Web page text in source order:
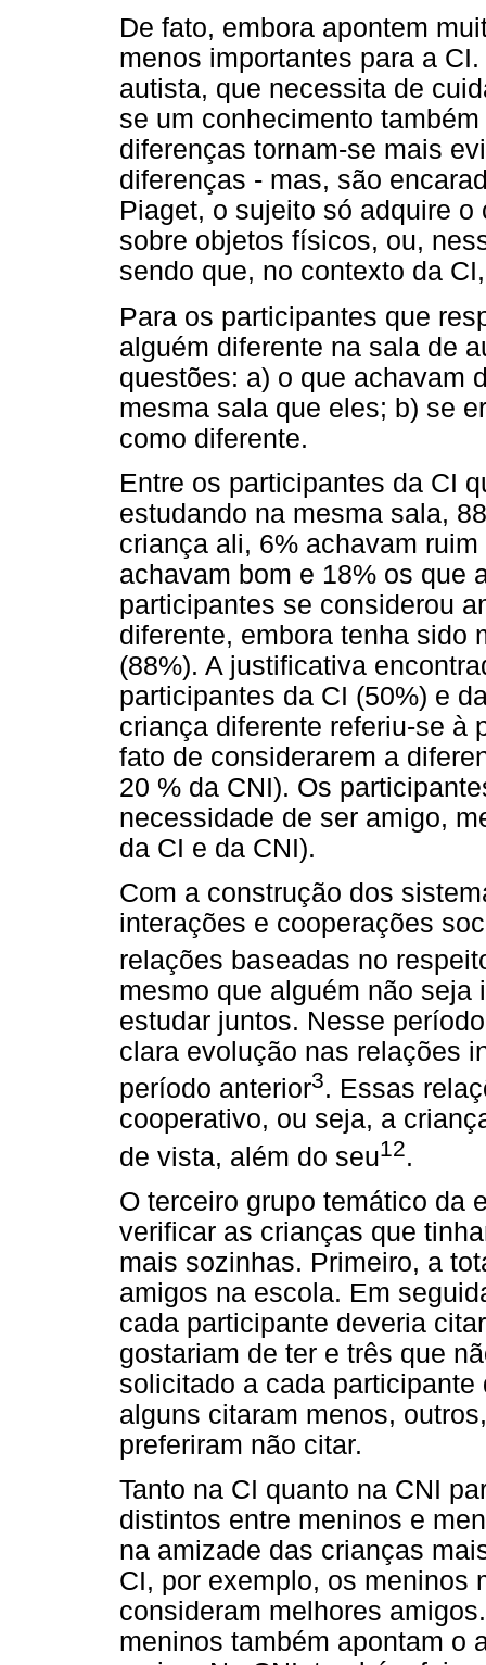
De fato, embora apontem
menos importantes para a
autista, que necessita de
se um conhecimento
diferenças tornam-se mais
diferenças - mas, são
Piaget, o sujeito só adquire
sobre objetos físicos, ou,
sendo que, no contexto da
Para os participantes que
alguém diferente na sala de
questões: a) o que achavam
mesma sala que eles; b) se
como diferente.
Entre os participantes da CI
estudando na mesma sala,
criança ali, 6% achavam
achavam bom e 18% os que
participantes se considerou
diferente, embora tenha sido
(88%). A justificativa
participantes da CI (50%) e
criança diferente referiu-se à
fato de considerarem a
20 % da CNI). Os
necessidade de ser amigo,
da CI e da CNI).
Com a construção dos
interações e cooperações
relações baseadas no
mesmo que alguém não seja
estudar juntos. Nesse
clara evolução nas relações
período anterior3. Essas
cooperativo, ou seja, a
de vista, além do seu12.
O terceiro grupo temático da
verificar as crianças que
mais sozinhas. Primeiro, a
amigos na escola. Em
cada participante deveria
gostariam de ter e três que
solicitado a cada
alguns citaram menos,
preferiram não citar.
Tanto na CI quanto na CNI
distintos entre meninos e
na amizade das crianças
CI, por exemplo, os meninos
consideram melhores
meninos também apontam o